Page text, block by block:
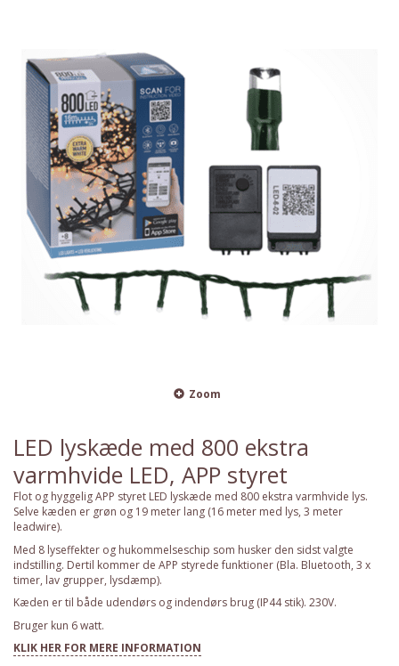
Zoom
LED lyskæde med 800 ekstra
varmhvide LED, APP styret
Flot og hyggelig APP styret LED lyskæde med 800 ekstra varmhvide lys.
Selve kæden er grøn og 19 meter lang (16 meter med lys, 3 meter
leadwire).
Med 8 lyseffekter og hukommelseschip som husker den sidst valgte
indstilling. Dertil kommer de APP styrede funktioner (Bla. Bluetooth, 3 x
timer, lav grupper, lysdæmp).
Kæden er til både udendørs og indendørs brug (IP44 stik). 230V.
Bruger kun 6 watt.
KLIK HER FOR MERE INFORMATION